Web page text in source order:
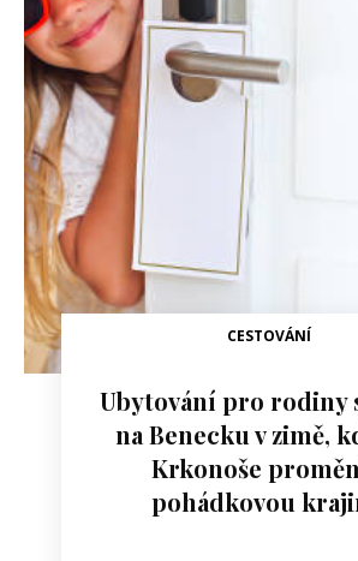
CESTOVÁNÍ
Ubytování pro rodiny
na Benecku v zimě,
Krkonoše
pohádkovou